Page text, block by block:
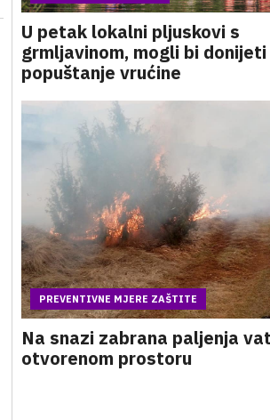
U petak lokalni pljuskovi s
grmljavinom, mogli bi donijeti
popuštanje vrućine
PREVENTIVNE MJERE ZAŠTITE
Na snazi zabrana paljenja
otvorenom prostoru